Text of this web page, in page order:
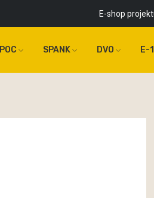
E-shop
POC SPANK DVO E-